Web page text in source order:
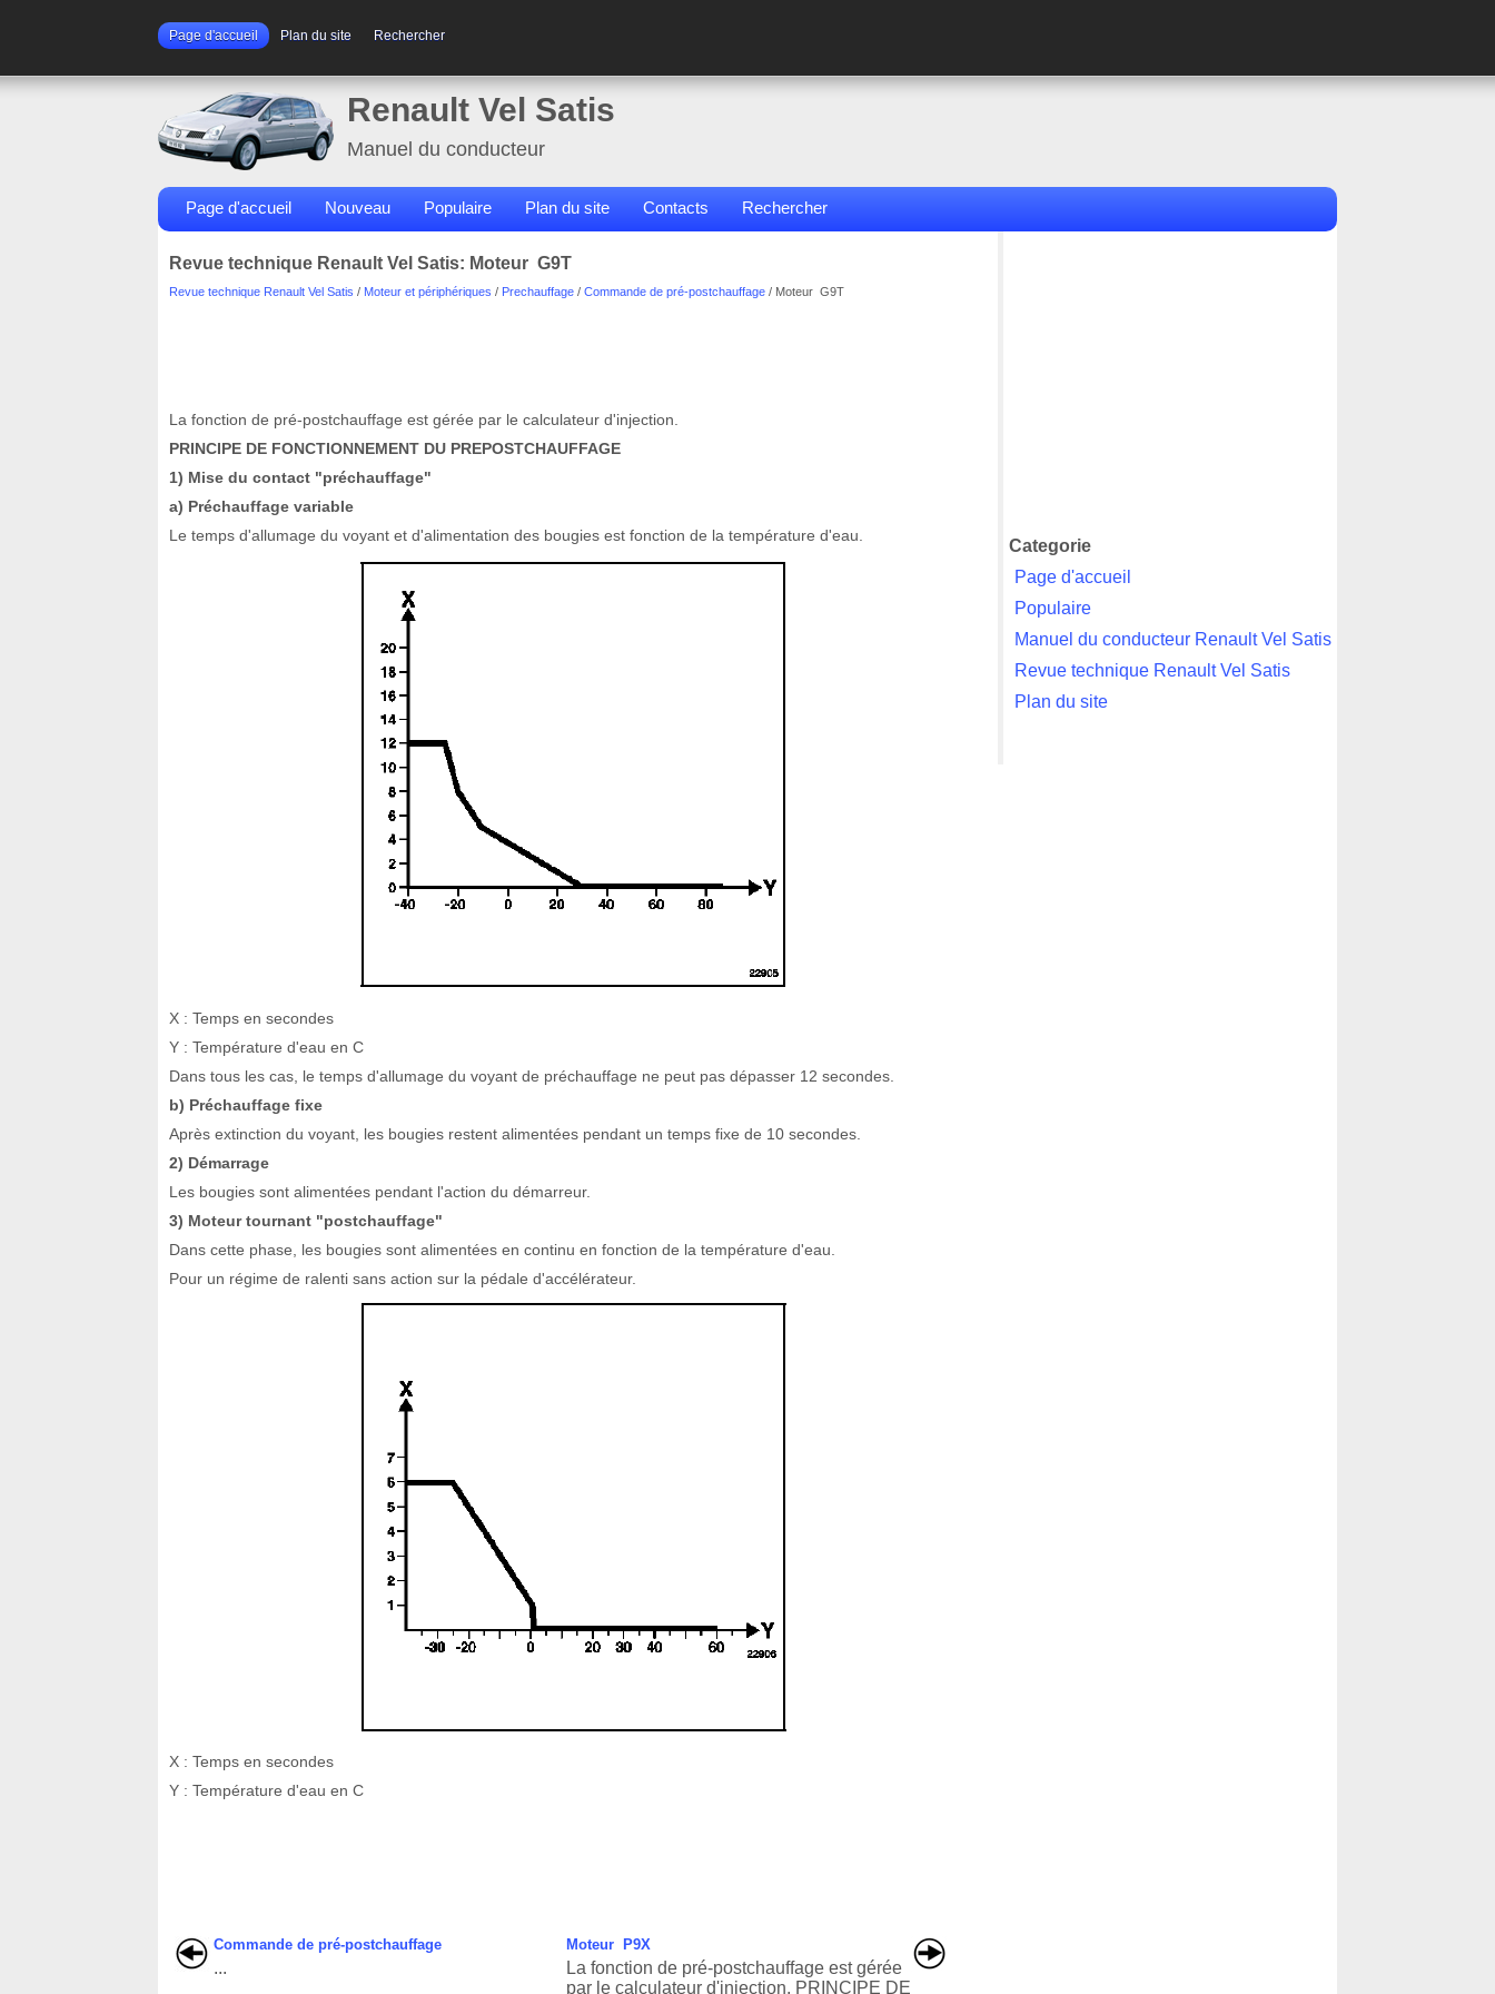
Page d'accueil Plan du site Rechercher
Renault Vel Satis
Manuel du conducteur
Page d'accueil Nouveau Populaire Plan du site Contacts Rechercher
Revue technique Renault Vel Satis: Moteur G9T
Revue technique Renault Vel Satis / Moteur et périphériques / Prechauffage / Commande de pré-postchauffage / Moteur G9T
La fonction de pré-postchauffage est gérée par le calculateur d'injection.
PRINCIPE DE FONCTIONNEMENT DU PREPOSTCHAUFFAGE
1) Mise du contact "préchauffage"
a) Préchauffage variable
Le temps d'allumage du voyant et d'alimentation des bougies est fonction de la température d'eau.
X : Temps en secondes
Y : Température d'eau en C
Dans tous les cas, le temps d'allumage du voyant de préchauffage ne peut pas dépasser 12 secondes.
b) Préchauffage fixe
Après extinction du voyant, les bougies restent alimentées pendant un temps fixe de 10 secondes.
2) Démarrage
Les bougies sont alimentées pendant l'action du démarreur.
3) Moteur tournant "postchauffage"
Dans cette phase, les bougies sont alimentées en continu en fonction de la température d'eau.
Pour un régime de ralenti sans action sur la pédale d'accélérateur.
X : Temps en secondes
Y : Température d'eau en C
Commande de pré-postchauffage
...
Moteur P9X
La fonction de pré-postchauffage est gérée
par le calculateur d'injection. PRINCIPE DE
Categorie
Page d'accueil
Populaire
Manuel du conducteur Renault Vel Satis
Revue technique Renault Vel Satis
Plan du site